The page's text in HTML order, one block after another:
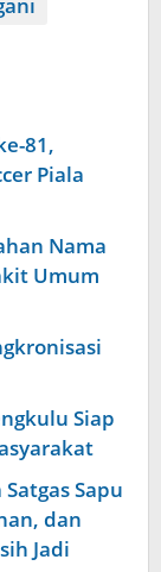
81,
Piala
Nama
Umum
Siap
Sapu
dan
Jadi